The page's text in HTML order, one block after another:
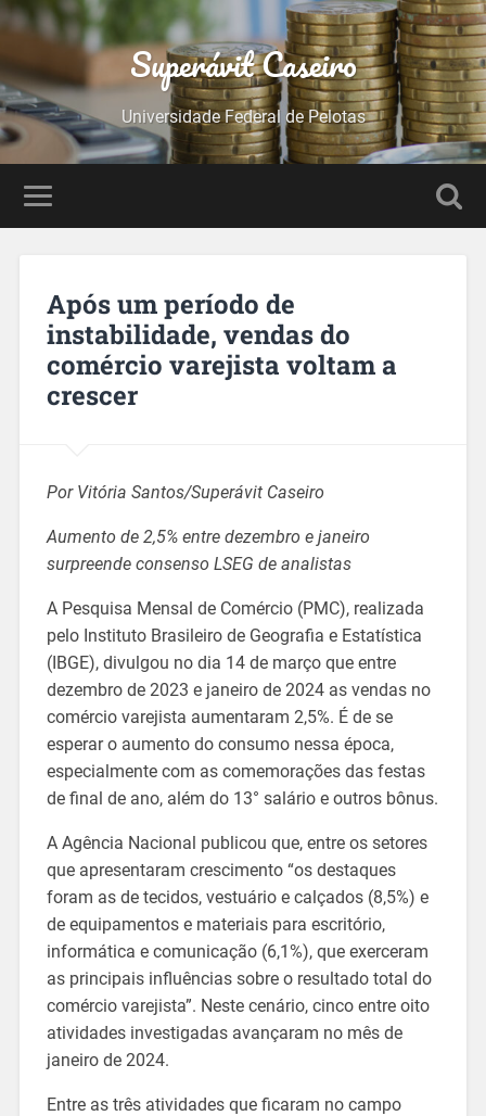
Superávit Caseiro
Universidade Federal de Pelotas
Após um período de
instabilidade, vendas do
comércio varejista voltam a
crescer
Por Vitória Santos/Superávit Caseiro
Aumento de 2,5% entre dezembro e janeiro
surpreende consenso LSEG de analistas
A Pesquisa Mensal de Comércio (PMC), realizada
pelo Instituto Brasileiro de Geografia e Estatística
(IBGE), divulgou no dia 14 de março que entre
dezembro de 2023 e janeiro de 2024 as vendas no
comércio varejista aumentaram 2,5%. É de se
esperar o aumento do consumo nessa época,
especialmente com as comemorações das festas
de final de ano, além do 13° salário e outros bônus.
A Agência Nacional publicou que, entre os setores
que apresentaram crescimento “os destaques
foram as de tecidos, vestuário e calçados (8,5%) e
de equipamentos e materiais para escritório,
informática e comunicação (6,1%), que exerceram
as principais influências sobre o resultado total do
comércio varejista”. Neste cenário, cinco entre oito
atividades investigadas avançaram no mês de
janeiro de 2024.
Entre as três atividades que ficaram no campo